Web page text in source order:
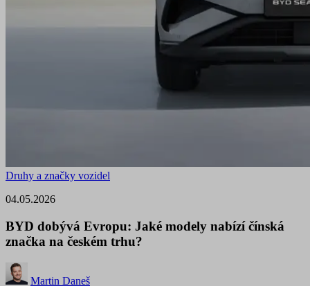
Druhy a značky vozidel
04.05.2026
BYD dobývá Evropu: Jaké modely nabízí čínská
značka na českém trhu?
Martin Daneš